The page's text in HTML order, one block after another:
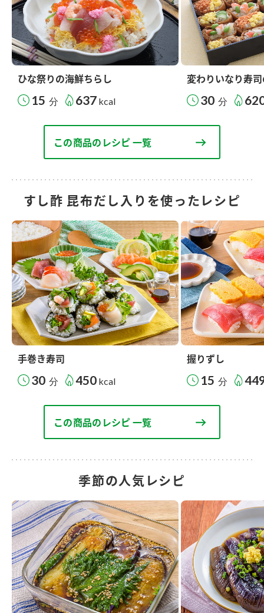
ひな祭りの海鮮ちらし
15 分 637 kcal
変わりいなり寿
30 分
この商品のレシピ 一覧
すし酢 昆布だし入りを使ったレシピ
手巻き寿司
30 分 450 kcal
握りずし
15 分
この商品のレシピ 一覧
季節の人気レシピ